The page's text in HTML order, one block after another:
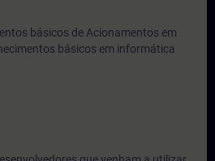
básicos de Acionamentos em
básicos em informática